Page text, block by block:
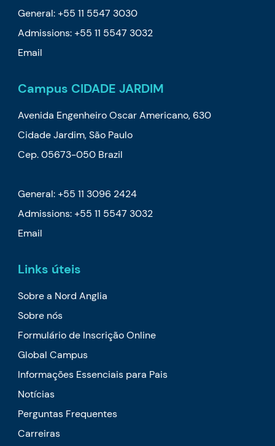
General: +55 11 5547 3030
Admissions: +55 11 5547 3032
Email
Campus CIDADE JARDIM
Avenida Engenheiro Oscar Americano, 630
Cidade Jardim, São Paulo
Cep. 05673-050 Brazil
General: +55 11 3096 2424
Admissions: +55 11 5547 3032
Email
Links úteis
Sobre a Nord Anglia
Sobre nós
Formulário de Inscrição Online
Global Campus
Informações Essenciais para Pais
Notícias
Perguntas Frequentes
Carreiras